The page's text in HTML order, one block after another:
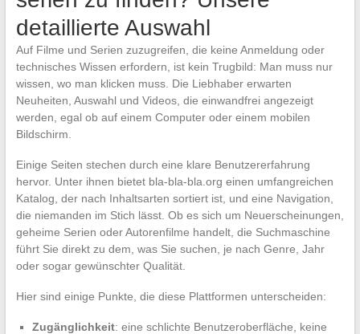
detaillierte Auswahl
Auf Filme und Serien zuzugreifen, die keine Anmeldung oder
technisches Wissen erfordern, ist kein Trugbild: Man muss nur
wissen, wo man klicken muss. Die Liebhaber erwarten
Neuheiten, Auswahl und Videos, die einwandfrei angezeigt
werden, egal ob auf einem Computer oder einem mobilen
Bildschirm.
Einige Seiten stechen durch eine klare Benutzererfahrung
hervor. Unter ihnen bietet bla-bla-bla.org einen umfangreichen
Katalog, der nach Inhaltsarten sortiert ist, und eine Navigation,
die niemanden im Stich lässt. Ob es sich um Neuerscheinungen,
geheime Serien oder Autorenfilme handelt, die Suchmaschine
führt Sie direkt zu dem, was Sie suchen, je nach Genre, Jahr
oder sogar gewünschter Qualität.
Hier sind einige Punkte, die diese Plattformen unterscheiden:
Zugänglichkeit: eine schlichte Benutzeroberfläche, keine